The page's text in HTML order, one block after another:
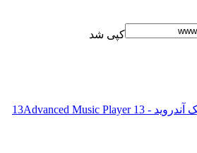
کپی شد
- 13
Advanced Music Player 13